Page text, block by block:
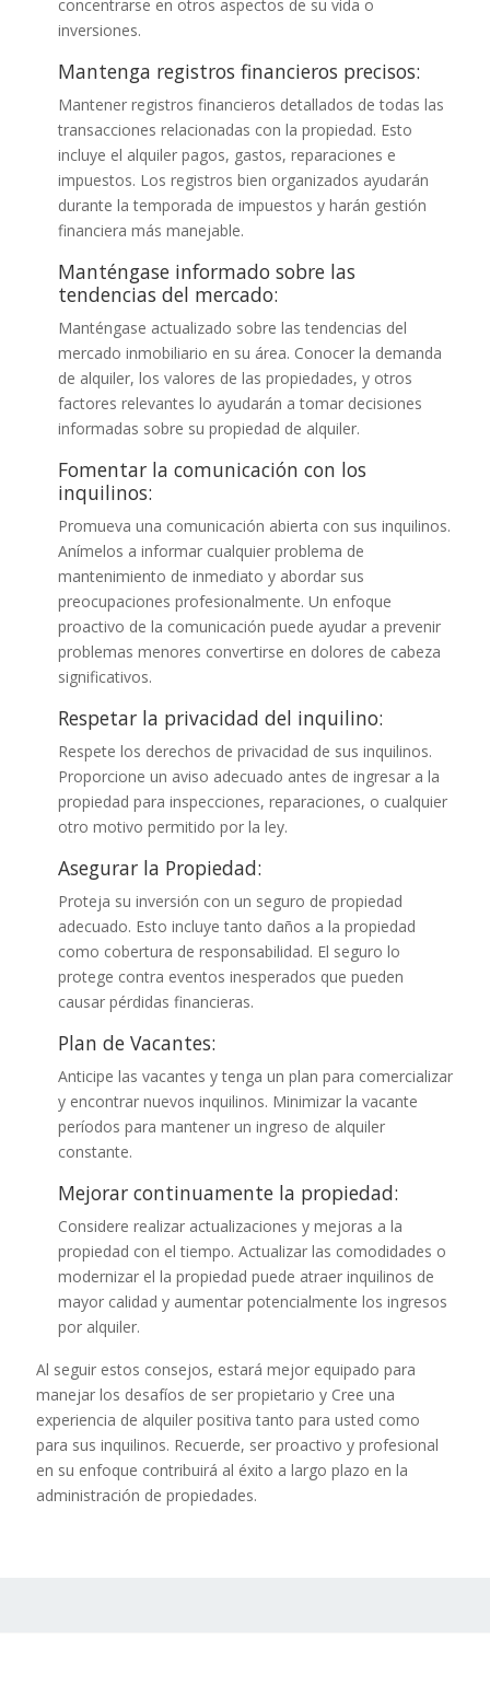
concentrarse en otros aspectos de su vida o
inversiones.
Mantenga registros financieros precisos:
Mantener registros financieros detallados de todas las
transacciones relacionadas con la propiedad. Esto
incluye el alquiler pagos, gastos, reparaciones e
impuestos. Los registros bien organizados ayudarán
durante la temporada de impuestos y harán gestión
financiera más manejable.
Manténgase informado sobre las
tendencias del mercado:
Manténgase actualizado sobre las tendencias del
mercado inmobiliario en su área. Conocer la demanda
de alquiler, los valores de las propiedades, y otros
factores relevantes lo ayudarán a tomar decisiones
informadas sobre su propiedad de alquiler.
Fomentar la comunicación con los
inquilinos:
Promueva una comunicación abierta con sus inquilinos.
Anímelos a informar cualquier problema de
mantenimiento de inmediato y abordar sus
preocupaciones profesionalmente. Un enfoque
proactivo de la comunicación puede ayudar a prevenir
problemas menores convertirse en dolores de cabeza
significativos.
Respetar la privacidad del inquilino:
Respete los derechos de privacidad de sus inquilinos.
Proporcione un aviso adecuado antes de ingresar a la
propiedad para inspecciones, reparaciones, o cualquier
otro motivo permitido por la ley.
Asegurar la Propiedad:
Proteja su inversión con un seguro de propiedad
adecuado. Esto incluye tanto daños a la propiedad
como cobertura de responsabilidad. El seguro lo
protege contra eventos inesperados que pueden
causar pérdidas financieras.
Plan de Vacantes:
Anticipe las vacantes y tenga un plan para comercializar
y encontrar nuevos inquilinos. Minimizar la vacante
períodos para mantener un ingreso de alquiler
constante.
Mejorar continuamente la propiedad:
Considere realizar actualizaciones y mejoras a la
propiedad con el tiempo. Actualizar las comodidades o
modernizar el la propiedad puede atraer inquilinos de
mayor calidad y aumentar potencialmente los ingresos
por alquiler.
Al seguir estos consejos, estará mejor equipado para
manejar los desafíos de ser propietario y Cree una
experiencia de alquiler positiva tanto para usted como
para sus inquilinos. Recuerde, ser proactivo y profesional
en su enfoque contribuirá al éxito a largo plazo en la
administración de propiedades.